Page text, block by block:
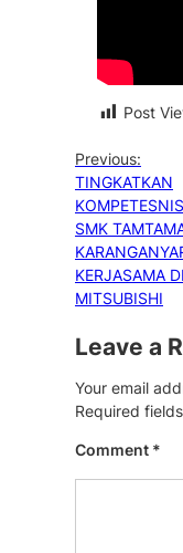
Post
Previous:
TINGKATKAN
SMK
KERJASAMA
MITSUBISHI
Leave a
Your email
Required
Comment *